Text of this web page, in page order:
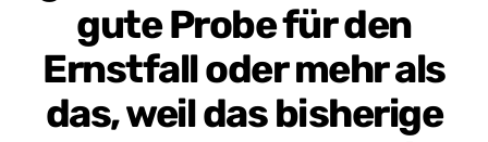
gute Probe für den
Ernstfall oder mehr als
das, weil das bisherige